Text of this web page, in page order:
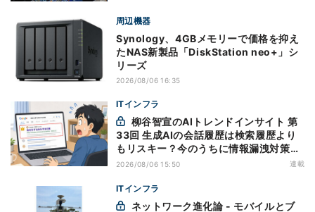
周辺機器
Synology、4GBメモリーで価格を抑え
たNAS新製品「DiskStation neo+」シ
リーズ
2026/08/06 16:35
ITインフラ
33回 生成AIの会話履歴は検索履歴より
もリスキー？今のうちに情報漏洩対策を
万全にしておこう
2026/08/06 15:50 連載
ITインフラ